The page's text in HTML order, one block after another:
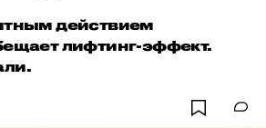
действием
лифтинг-эффект.